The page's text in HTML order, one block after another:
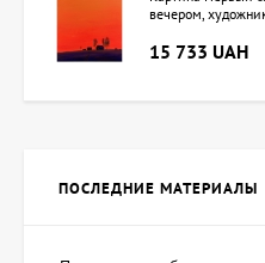
вечером,
15 733 UAH
Цена по
ПОСЛЕДНИЕ МАТЕРИАЛЫ